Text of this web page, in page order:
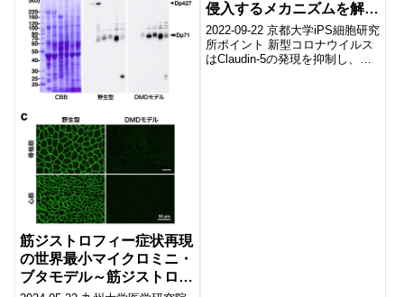
筋ジストロフィー症状再現
の世界最小マイクロミニ・
ブタモデル～筋ジストロフ
侵入するメカニズムを解明
〜Claudin-5発現抑制によ
る呼吸器の血管内皮バリア
破壊〜
2022-09-22 京都大学iPS細胞研究
所ポイント 新型コロナウイルス
はClaudin-5の発現を抑制し、呼